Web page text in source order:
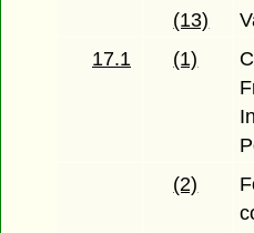
(13)
17.1
(1)
(2)